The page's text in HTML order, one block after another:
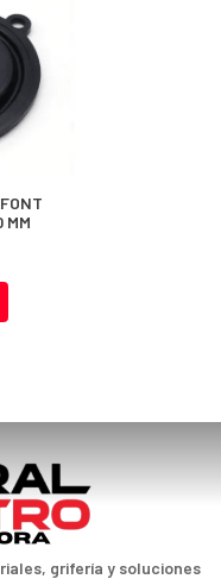
MM
grifería y soluciones